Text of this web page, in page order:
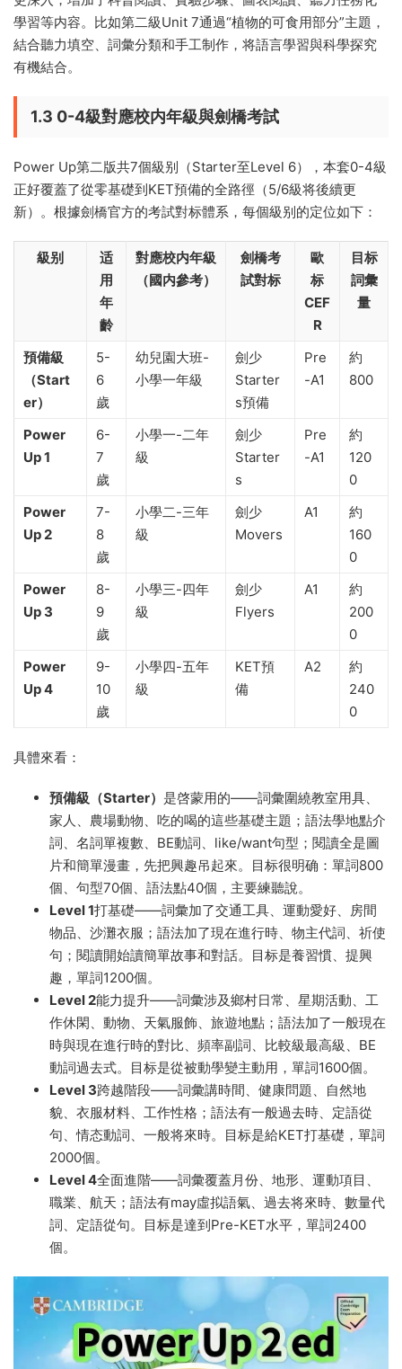
學習等内容。比如第二級Unit 7通過“植物的可食用部分”主題，
結合聽力填空、詞彙分類和手工制作，将語言學習與科學探究
有機結合。
1.3 0-4級對應校内年級與劍橋考試
Power Up第二版共7個級别（Starter至Level 6），本套0-4級
正好覆蓋了從零基礎到KET預備的全路徑（5/6級将後續更
新）。根據劍橋官方的考試對标體系，每個級别的定位如下：
級别
适
用
年
齡
對應校内年級
（國内參考）
劍橋考
試對标
歐
标
CEF
R
目标
詞彙
量
預備級
（Start
er）
5-
6
歲
幼兒園大班-
小學一年級
劍少
Starter
s預備
Pre
-A1
約
800
Power
Up 1
6-
7
歲
小學一-二年
級
劍少
Starter
s
Pre
-A1
約
120
0
Power
Up 2
7-
8
歲
小學二-三年
級
劍少
Movers
A1
約
160
0
Power
Up 3
8-
9
歲
小學三-四年
級
劍少
Flyers
A1
約
200
0
Power
Up 4
9-
10
歲
小學四-五年
級
KET預
備
A2
約
240
0
具體來看：
預備級（Starter） 是啓蒙用的——詞彙圍繞教室用具、
家人、農場動物、吃的喝的這些基礎主題；語法學地點介
詞、名詞單複數、BE動詞、like/want句型；閱讀全是圖
片和簡單漫畫，先把興趣吊起來。目标很明确：單詞800
個、句型70個、語法點40個，主要練聽說。
Level 1打基礎——詞彙加了交通工具、運動愛好、房間
物品、沙灘衣服；語法加了現在進行時、物主代詞、祈使
句；閱讀開始讀簡單故事和對話。目标是養習慣、提興
趣，單詞1200個。
Level 2能力提升——詞彙涉及鄉村日常、星期活動、工
作休閑、動物、天氣服飾、旅遊地點；語法加了一般現在
時與現在進行時的對比、頻率副詞、比較級最高級、BE
動詞過去式。目标是從被動學變主動用，單詞1600個。
Level 3跨越階段——詞彙講時間、健康問題、自然地
貌、衣服材料、工作性格；語法有一般過去時、定語從
句、情态動詞、一般将來時。目标是給KET打基礎，單詞
2000個。
Level 4全面進階——詞彙覆蓋月份、地形、運動項目、
職業、航天；語法有may虛拟語氣、過去将來時、數量代
詞、定語從句。目标是達到Pre-KET水平，單詞2400
個。